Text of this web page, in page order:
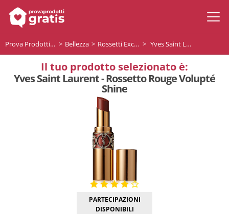
Prova Prodotti Gratis Bellezza Rossetti Exclusive Yves Saint Laurent - Rossetto Rouge Volupté Shine
Il tuo prodotto selezionato è:
Yves Saint Laurent - Rossetto Rouge Volupté
Shine
PARTECIPAZIONI
DISPONIBILI